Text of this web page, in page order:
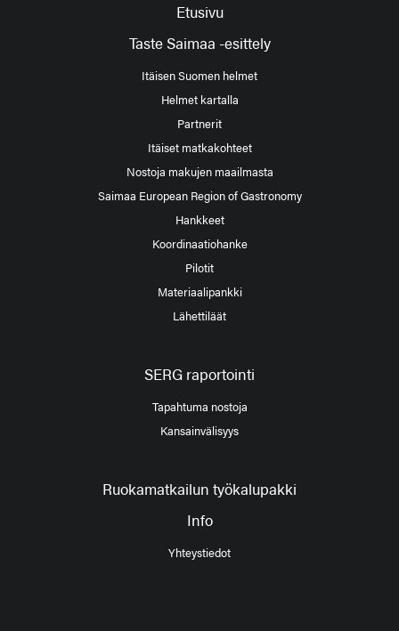
Etusivu
Taste Saimaa -esittely
Itäisen Suomen helmet
Helmet kartalla
Partnerit
Itäiset matkakohteet
Nostoja makujen maailmasta
Saimaa European Region of Gastronomy
Hankkeet
Koordinaatiohanke
Pilotit
Materiaalipankki
Lähettiläät
SERG raportointi
Tapahtuma nostoja
Kansainvälisyys
Ruokamatkailun työkalupakki
Info
Yhteystiedot